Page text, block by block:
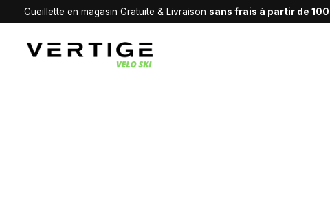
Cueillette en magasin Gratuite & Livraison sans frais à partir de